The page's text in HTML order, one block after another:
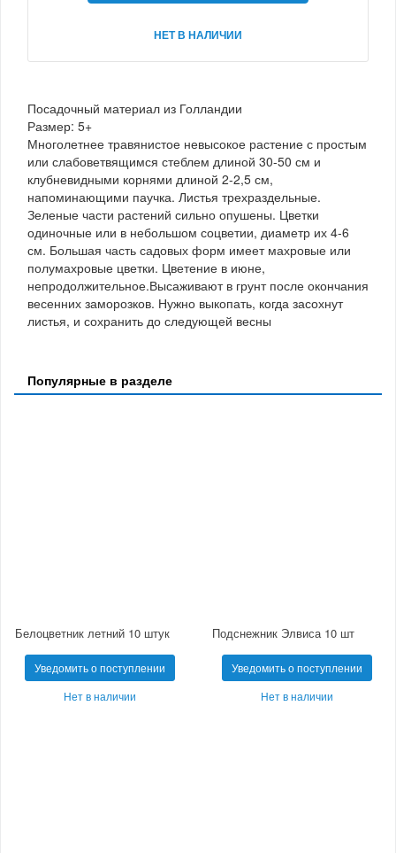
НЕТ В НАЛИЧИИ
Посадочный материал из Голландии
Размер: 5+
Многолетнее травянистое невысокое растение с простым
или слабоветвящимся стеблем длиной 30-50 см и
клубневидными корнями длиной 2-2,5 см,
напоминающими паучка. Листья трехраздельные.
Зеленые части растений сильно опушены. Цветки
одиночные или в небольшом соцветии, диаметр их 4-6
см. Большая часть садовых форм имеет махровые или
полумахровые цветки. Цветение в июне,
непродолжительное.Высаживают в грунт после окончания
весенних заморозков. Нужно выкопать, когда засохнут
листья, и сохранить до следующей весны
Популярные в разделе
Белоцветник летний 10 штук
Уведомить о поступлении
Нет в наличии
Подснежник Элвиса 10 шт
Уведомить о поступлении
Нет в наличии